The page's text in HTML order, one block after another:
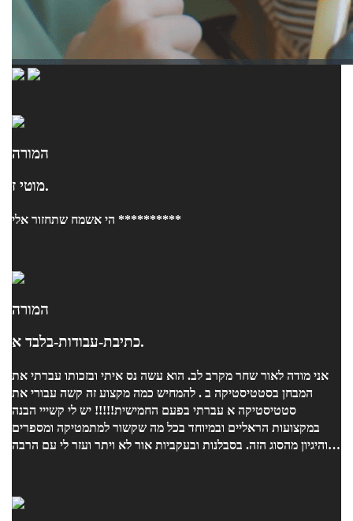
המורה
מוטי ז.
הי אשמח שתחזור אלי **********
המורה
כתיבת-עבודות-בלבד א.
אני מודה לאור שחר מקרב לב. הוא עשה נס איתי ובזכותו עברתי את
המבחן בסטטיסטיקה ב . להמחיש כמה מקצוע זה קשה עבורי את
סטטיסטיקה א עברתי בפעם החמישית!!!!! יש לי קשייי הבנה
במקצועות הראליים ובמיוחד בכל מה שקשור למתמטיקה ומספרים
והיגיון מהסוג הזה. בסבלנות ובעקביות אור לא ויתר ועזר לי עם הרבה